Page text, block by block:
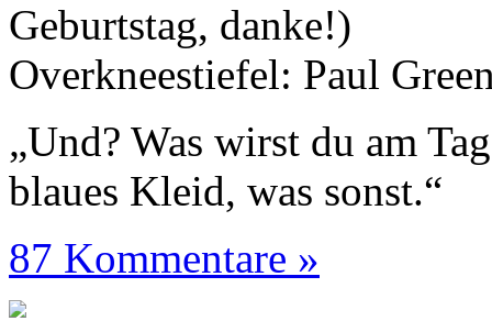
Geburtstag, danke!)
Overkneestiefel: Paul
„Und? Was wirst du am
blaues Kleid, was sonst.“
87 Kommentare »